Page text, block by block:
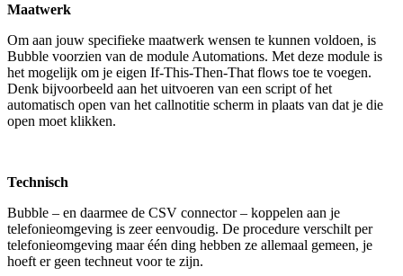
Maatwerk
Om aan jouw specifieke maatwerk wensen te kunnen voldoen, is
Bubble voorzien van de module Automations. Met deze module is
het mogelijk om je eigen If-This-Then-That flows toe te voegen.
Denk bijvoorbeeld aan het uitvoeren van een script of het
automatisch open van het callnotitie scherm in plaats van dat je die
open moet klikken.
Technisch
Bubble – en daarmee de CSV connector – koppelen aan je
telefonieomgeving is zeer eenvoudig. De procedure verschilt per
telefonieomgeving maar één ding hebben ze allemaal gemeen, je
hoeft er geen techneut voor te zijn.